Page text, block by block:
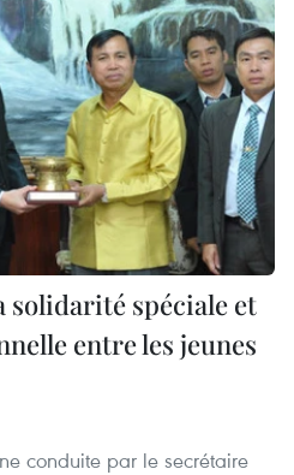
solidarité spéciale et
entre les jeunes
conduite par le secrétaire